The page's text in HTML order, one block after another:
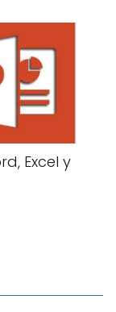
Excel y